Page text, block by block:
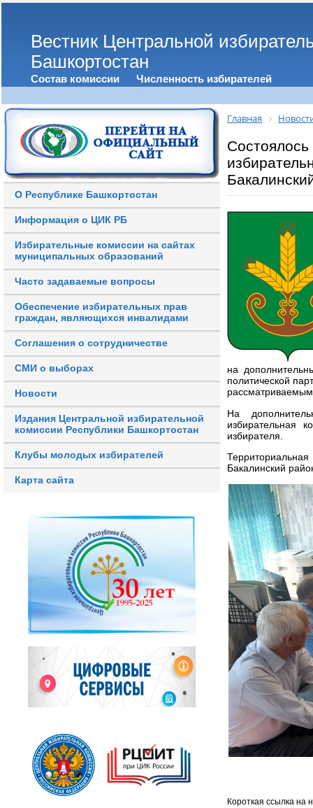
Вестник Центральной
Башкортостан
Состав комиссии Численность избирателей
О Республике Башкортостан
Информация о ЦИК РБ
Избирательные комиссии на сайтах
муниципальных образований
Часто задаваемые вопросы
Обеспечение избирательных прав
граждан, являющихся инвалидами
Соглашения о сотрудничестве
СМИ о выборах
Новости
Издания Центральной избирательной
комиссии Республики Башкортостан
Клубы молодых избирателей
Карта сайта
Главная
на
политической
На
избирательная
избирателя.
Бакалинский
Короткая ссылка на